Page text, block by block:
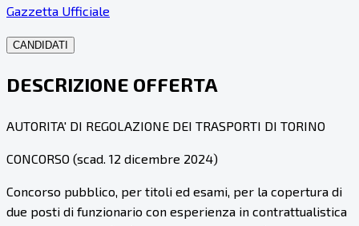
Gazzetta Ufficiale
CANDIDATI
DESCRIZIONE OFFERTA
AUTORITA' DI REGOLAZIONE DEI TRASPORTI DI TORINO
CONCORSO (scad. 12 dicembre 2024)
Concorso pubblico, per titoli ed esami, per la copertura di
due posti di funzionario con esperienza in contrattualistica